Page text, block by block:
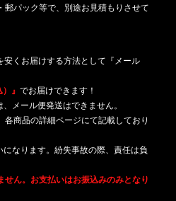
郵パック等で、別途お見積もりさせて
くお届けする方法として『メール
』 でお届けできます！
メール便発送はできません。
各商品の詳細ページにて記載しており
なります。紛失事故の際、責任は負
せん。お支払いはお振込みのみとなり